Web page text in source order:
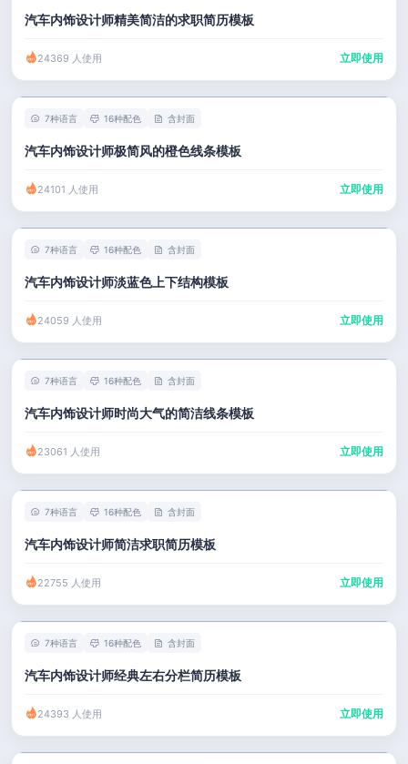
汽车内饰设计师精美简洁的求职简历模板
24369 人使用 立即使用
7种语言 16种配色 含封面
汽车内饰设计师极简风的橙色线条模板
24101 人使用 立即使用
7种语言 16种配色 含封面
汽车内饰设计师淡蓝色上下结构模板
24059 人使用 立即使用
7种语言 16种配色 含封面
汽车内饰设计师时尚大气的简洁线条模板
23061 人使用 立即使用
7种语言 16种配色 含封面
汽车内饰设计师简洁求职简历模板
22755 人使用 立即使用
7种语言 16种配色 含封面
汽车内饰设计师经典左右分栏简历模板
24393 人使用 立即使用